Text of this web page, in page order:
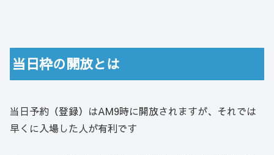
当日枠の開放とは
当日予約（登録）はAM9時に開放されますが、それでは
早くに入場した人が有利です